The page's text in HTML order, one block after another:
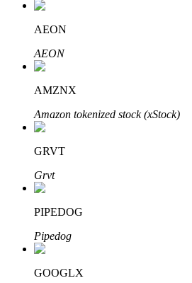
Parceiros Bitrue
Afiliados Bitrue
Até 65% de comissões!
AEON
AEON
AMZNX
Amazon tokenized stock (xStock)
GRVT
Grvt
PIPEDOG
Pipedog
GOOGLX